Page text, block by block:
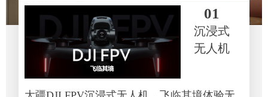
01
沉浸式
无人机